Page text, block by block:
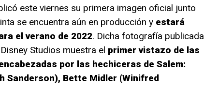
este viernes su primera imagen oficial junto
se encuentra aún en producción y estará
el verano de 2022. Dicha fotografía publicada
Studios muestra el primer vistazo de las
por las hechiceras de Salem:
Sanderson), Bette Midler (Winifred